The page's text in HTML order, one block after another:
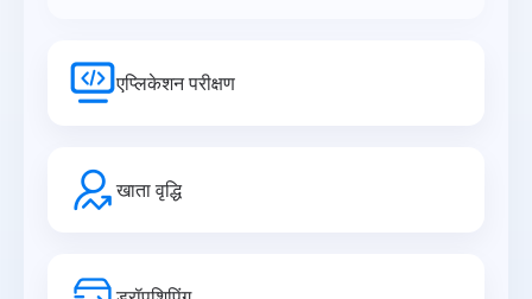
एप्लिकेशन परीक्षण
खाता वृद्धि